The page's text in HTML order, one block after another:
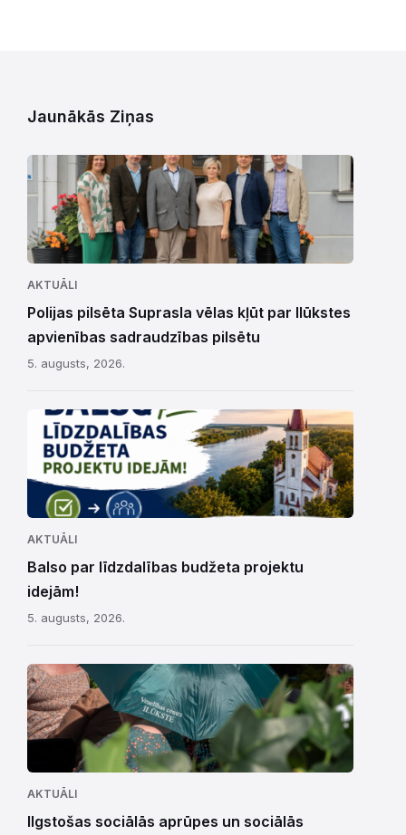
Jaunākās Ziņas
AKTUĀLI
Polijas pilsēta Suprasla vēlas kļūt par Ilūkstes
apvienības sadraudzības pilsētu
5. augusts, 2026.
AKTUĀLI
Balso par līdzdalības budžeta projektu
idejām!
5. augusts, 2026.
AKTUĀLI
Ilgstošas sociālās aprūpes un sociālās